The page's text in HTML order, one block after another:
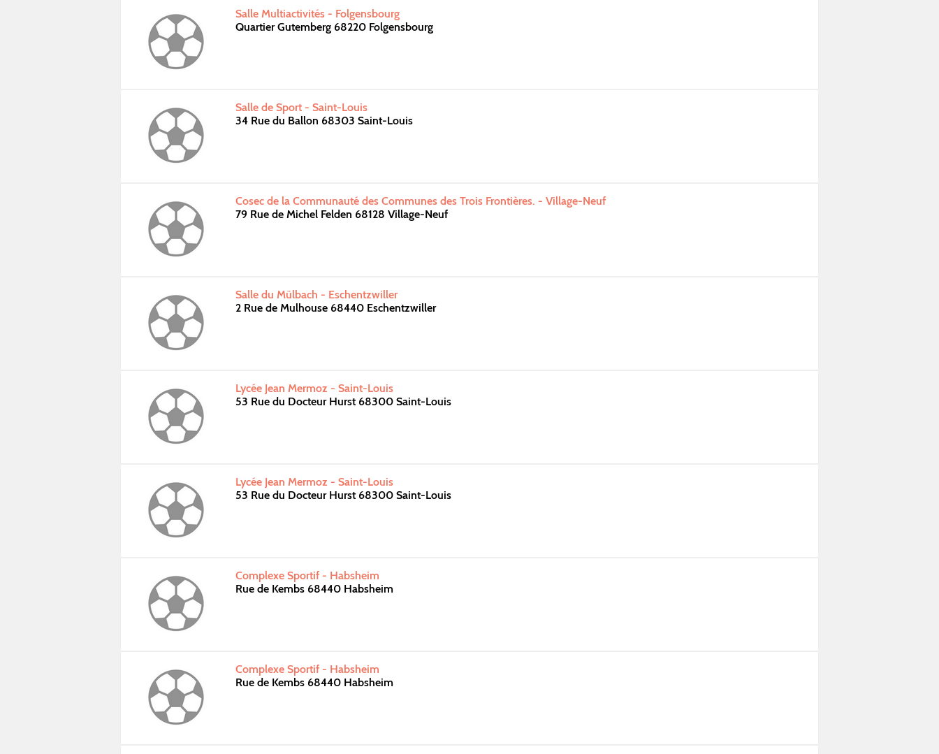
Salle Multiactivités - Folgensbourg
Quartier Gutemberg 68220 Folgensbourg
Salle de Sport - Saint-Louis
34 Rue du Ballon 68303 Saint-Louis
Cosec de la Communauté des Communes des Trois Frontières. - Village-Neuf
79 Rue de Michel Felden 68128 Village-Neuf
Salle du Mülbach - Eschentzwiller
2 Rue de Mulhouse 68440 Eschentzwiller
Lycée Jean Mermoz - Saint-Louis
53 Rue du Docteur Hurst 68300 Saint-Louis
Lycée Jean Mermoz - Saint-Louis
53 Rue du Docteur Hurst 68300 Saint-Louis
Complexe Sportif - Habsheim
Rue de Kembs 68440 Habsheim
Complexe Sportif - Habsheim
Rue de Kembs 68440 Habsheim